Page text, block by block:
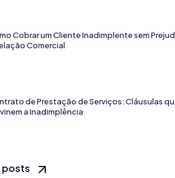
Cobrar um Cliente Inadimplente sem
Comercial
de Prestação de Serviços: Cláusulas
a Inadimplência
posts